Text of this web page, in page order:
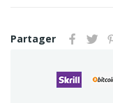
Partager